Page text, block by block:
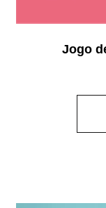
Jogo